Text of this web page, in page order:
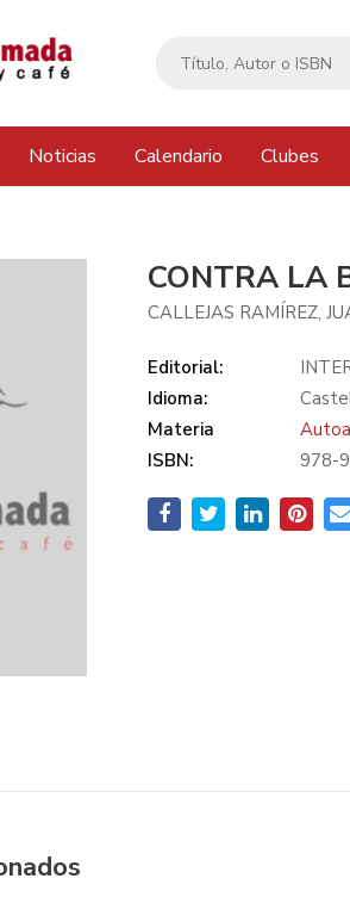
Noticias Calendario Clubes
CONTRA LA
CALLEJAS RAMÍREZ,
Editorial:
Idioma:
Materia
ISBN:
978-